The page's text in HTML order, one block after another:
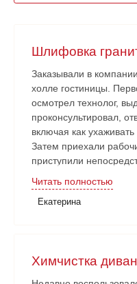
Шлифовка
Заказывали в
холле гостиницы.
осмотрел технолог,
проконсультировал,
включая как
Затем приехали
приступили
Нареканий никаких
наши замечания и
сдана в срок. Очень
Читать полностью
Екатерина
Химчистка